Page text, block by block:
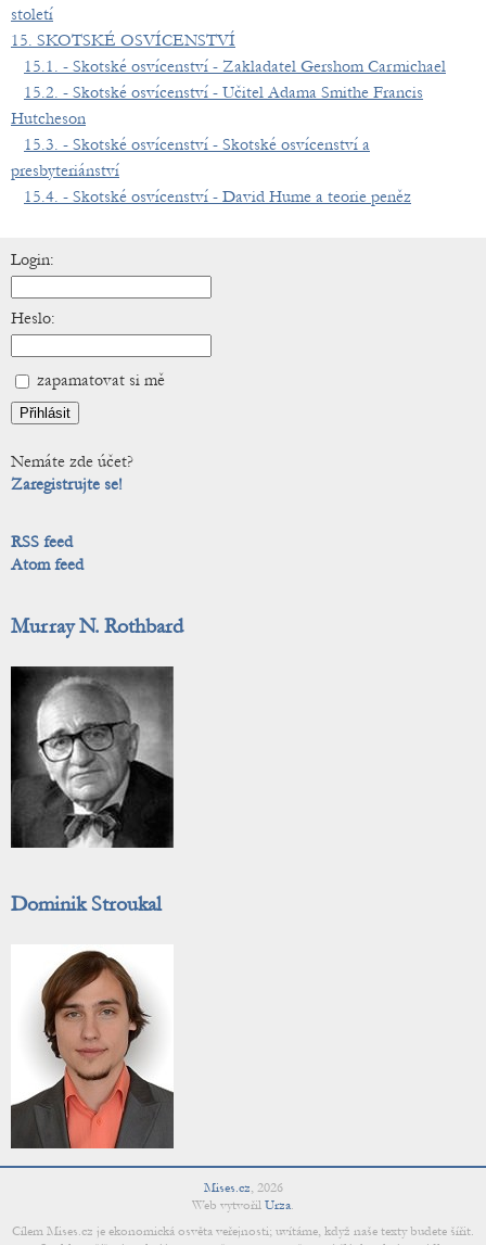
století
15. SKOTSKÉ OSVÍCENSTVÍ
15.1. - Skotské osvícenství - Zakladatel Gershom Carmichael
15.2. - Skotské osvícenství - Učitel Adama Smithe Francis
Hutcheson
15.3. - Skotské osvícenství - Skotské osvícenství a
presbyteriánství
15.4. - Skotské osvícenství - David Hume a teorie peněz
Login:
Heslo:
zapamatovat si mě
Nemáte zde účet?
Zaregistrujte se!
RSS feed
Atom feed
Murray N. Rothbard
Dominik Stroukal
Mises.cz, 2026
Web vytvořil Urza.
Cílem Mises.cz je ekonomická osvěta veřejnosti; uvítáme, když naše texty budete šířit.